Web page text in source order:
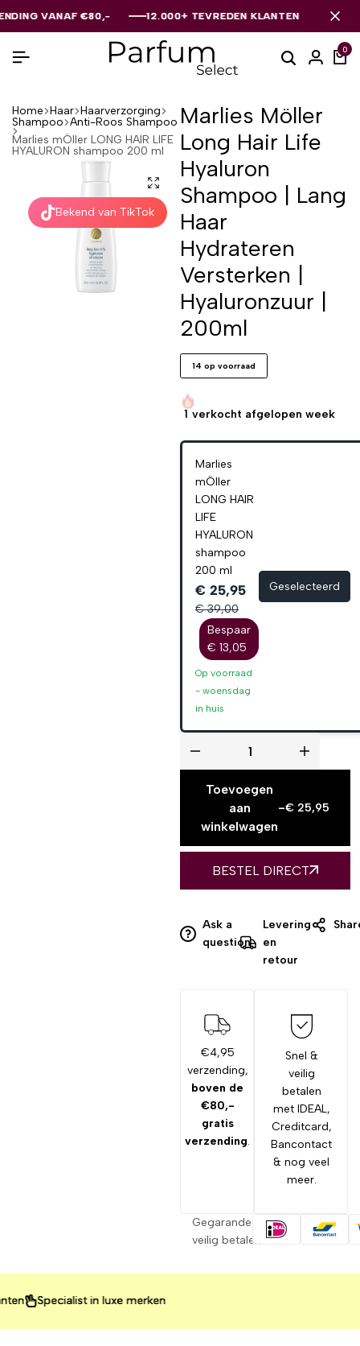
VANAF €80,- 12.000+ TEVREDEN KLANTEN
VANAF €80,- 12.000+ TEVREDEN KLANTEN
VANAF €80,- 12.000+ TEVREDEN KLANTEN
0
Home Haar Haarverzorging
Shampoo Anti-Roos Shampoo
Marlies mÖller LONG HAIR LIFE
HYALURON shampoo 200 ml
Bekend van TikTok
Marlies Möller
Long Hair Life
Hyaluron
Shampoo | Lang
Haar
Hydrateren
Versterken |
Hyaluronzuur |
200ml
14 op voorraad
1 verkocht afgelopen week
Marlies
mÖller
LONG HAIR
LIFE
HYALURON
shampoo
200 ml
€ 25,95
€ 39,00
Bespaar
€ 13,05
Op voorraad
- woensdag
in huis
Geselecteerd
Toevoegen
aan
winkelwagen
-€ 25,95
BESTEL DIRECT
Ask a
question
Levering
en
retour
€4,95
verzending,
boven de
€80,-
gratis
verzending.
Snel &
veilig
betalen
met IDEAL,
Creditcard,
Bancontact
& nog veel
meer.
Gegarandeerd
veilig betalen
Specialist in luxe merken
Specialist in luxe merken
Specialist in luxe merken